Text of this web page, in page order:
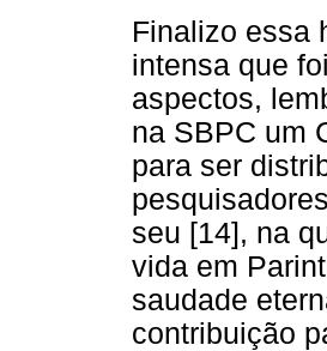
Finalizo essa
intensa que
aspectos,
na SBPC um
para ser
seu [14], na
vida em
saudade
contribuição